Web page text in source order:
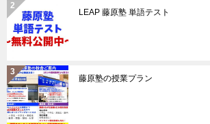
LEAP 藤原塾 単語テスト
藤原塾の授業プラン